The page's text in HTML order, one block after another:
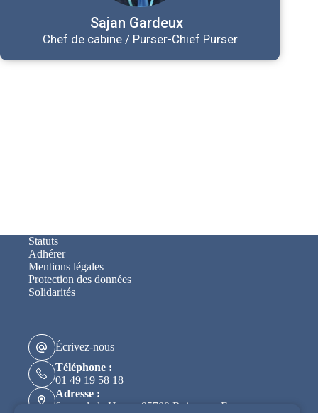
Sajan Gardeux
Chef de cabine / Purser-Chief Purser
Statuts
Adhérer
Mentions légales
Protection des données
Solidarités
Écrivez-nous
Téléphone :
01 49 19 58 18
Adresse :
6, rue de la Haye - 95700 Roissy-en-France